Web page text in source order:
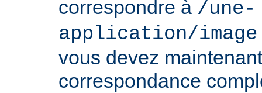
correspondre à /une-
application/
vous devez
correspondance